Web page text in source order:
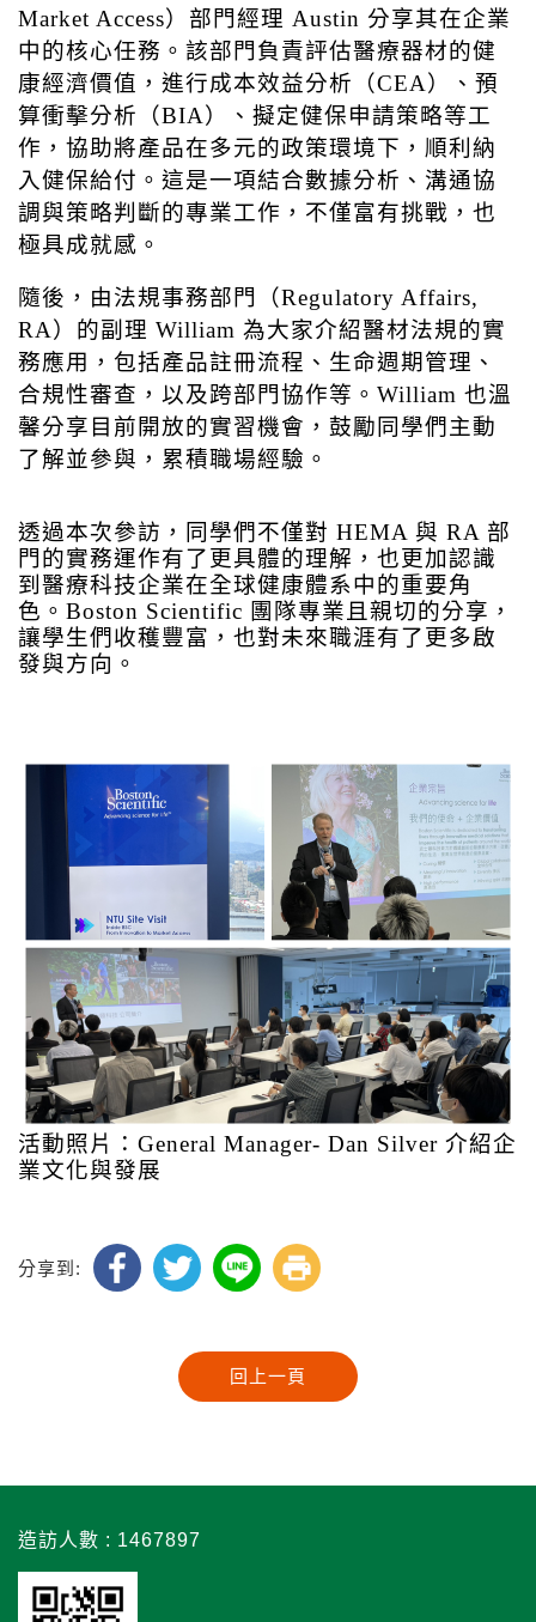
Market Access）部門經理 Austin 分享其在企業
中的核心任務。該部門負責評估醫療器材的健
康經濟價值，進行成本效益分析（CEA）、預
算衝擊分析（BIA）、擬定健保申請策略等工
作，協助將產品在多元的政策環境下，順利納
入健保給付。這是一項結合數據分析、溝通協
調與策略判斷的專業工作，不僅富有挑戰，也
極具成就感。
隨後，由法規事務部門（Regulatory Affairs,
RA）的副理 William 為大家介紹醫材法規的實
務應用，包括產品註冊流程、生命週期管理、
合規性審查，以及跨部門協作等。 William 也溫
馨分享目前開放的實習機會，鼓勵同學們主動
了解並參與，累積職場經驗。
透過本次參訪，同學們不僅對 HEMA 與 RA 部
門的實務運作有了更具體的理解，也更加認識
到醫療科技企業在全球健康體系中的重要角
色。 Boston Scientific 團隊專業且親切的分享，
讓學生們收穫豐富，也對未來職涯有了更多啟
發與方向 。
活動照片：General Manager- Dan Silver 介紹企
業文化與發展
分享到:
造訪人數 : 1467897